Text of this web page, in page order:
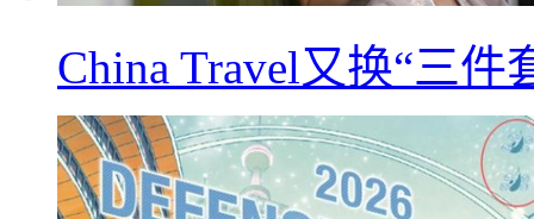
China Travel又换“三